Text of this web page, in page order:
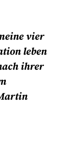
vier
leben
ihrer